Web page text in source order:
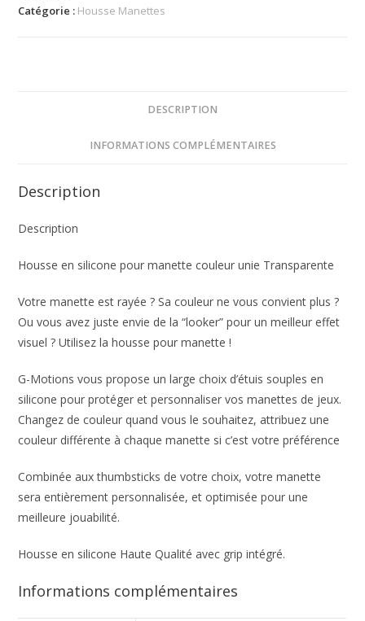
Catégorie : Housse Manettes
DESCRIPTION
INFORMATIONS COMPLÉMENTAIRES
Description
Description
Housse en silicone pour manette couleur unie Transparente
Votre manette est rayée ? Sa couleur ne vous convient plus ?
Ou vous avez juste envie de la “looker” pour un meilleur effet
visuel ? Utilisez la housse pour manette !
G-Motions vous propose un large choix d’étuis souples en
silicone pour protéger et personnaliser vos manettes de jeux.
Changez de couleur quand vous le souhaitez, attribuez une
couleur différente à chaque manette si c’est votre préférence
Combinée aux thumbsticks de votre choix, votre manette
sera entièrement personnalisée, et optimisée pour une
meilleure jouabilité.
Housse en silicone Haute Qualité avec grip intégré.
Informations complémentaires